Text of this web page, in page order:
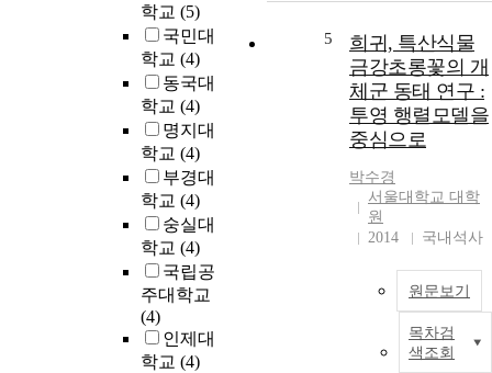
학교 (5)
국민대
학교 (4)
동국대
학교 (4)
명지대
학교 (4)
부경대
학교 (4)
숭실대
학교 (4)
국립공
주대학교
(4)
인제대
학교 (4)
5
희귀, 특산식물
금강초롱꽃의 개
체군 동태 연구 :
투영 행렬모델을
중심으로
박수경
서울대학교 대학
원
2014
국내석사
원문보기
목차검
색조회